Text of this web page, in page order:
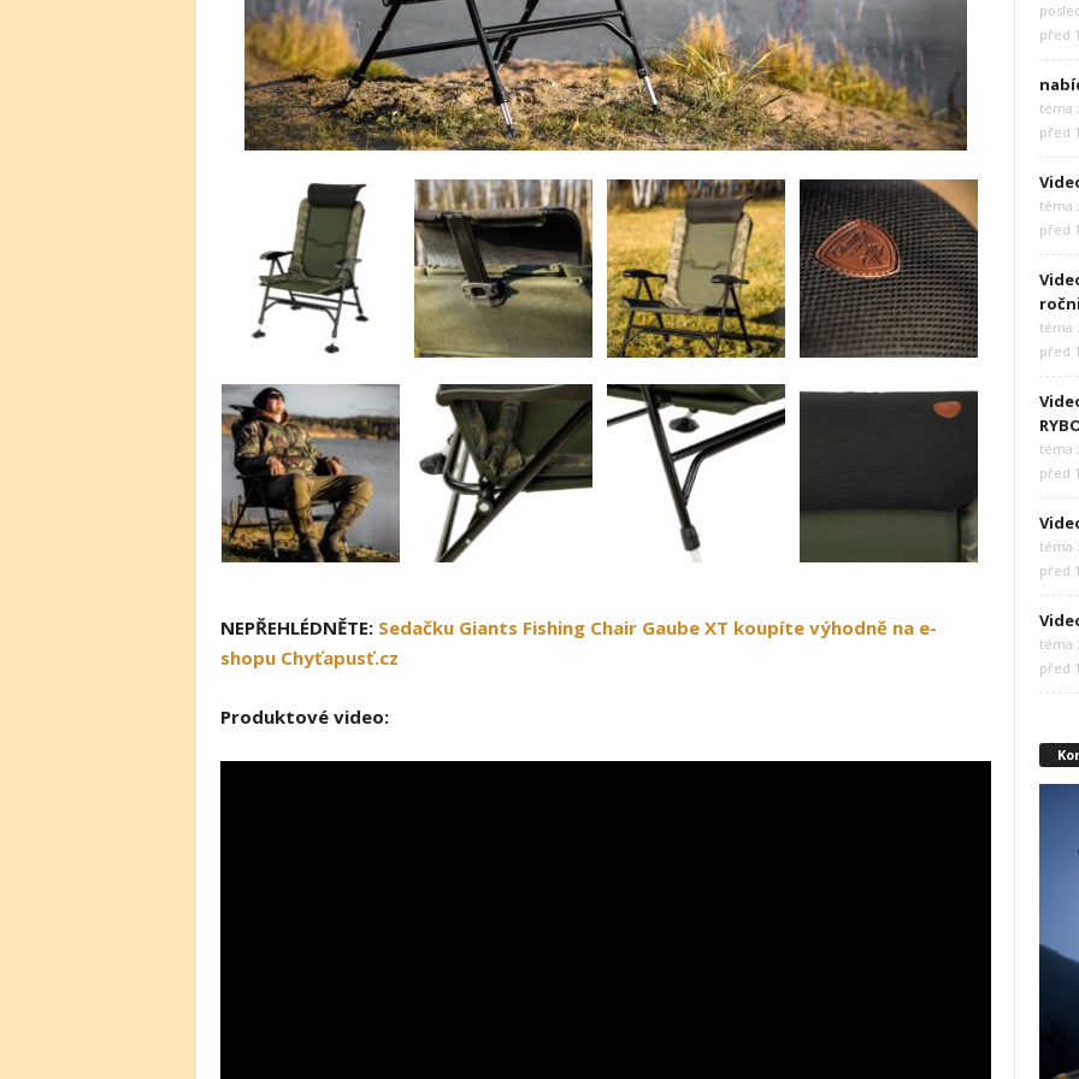
NEPŘEHLÉDNĚTE: Sedačku Giants Fishing Chair Gaube XT koupíte výhodně na e-
shopu Chyťapusť.cz
Produktové video:
před
téma
před
téma
před
téma
před
téma
před
téma
před
téma
před